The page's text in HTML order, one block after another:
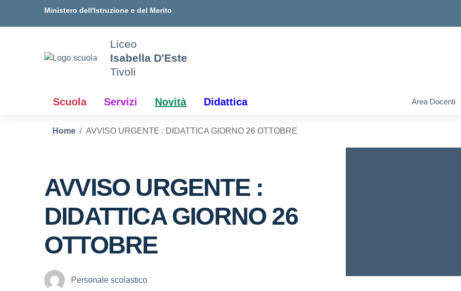
Ministero dell'Istruzione e del Merito
Liceo
Isabella D'Este
Tivoli
Scuola Servizi Novità Didattica Area Docenti
Home AVVISO URGENTE : DIDATTICA GIORNO 26 OTTOBRE
AVVISO URGENTE :
DIDATTICA GIORNO 26
OTTOBRE
Personale scolastico